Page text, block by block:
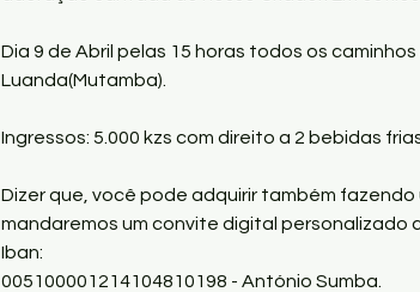
Dia 9 de Abril pelas 15 horas todos os
Luanda(Mutamba).
Ingressos: 5.000 kzs com direito a 2 bebidas
Dizer que, você pode adquirir também
mandaremos um convite digital personalizado
Iban:
005100001214104810198 - António Sumba.